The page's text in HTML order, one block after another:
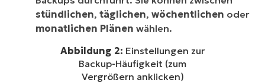
stündlichen, täglichen, wöchentlichen oder
monatlichen Plänen wählen.
Abbildung 2: Einstellungen zur
Backup-Häufigkeit (zum
Vergrößern anklicken)